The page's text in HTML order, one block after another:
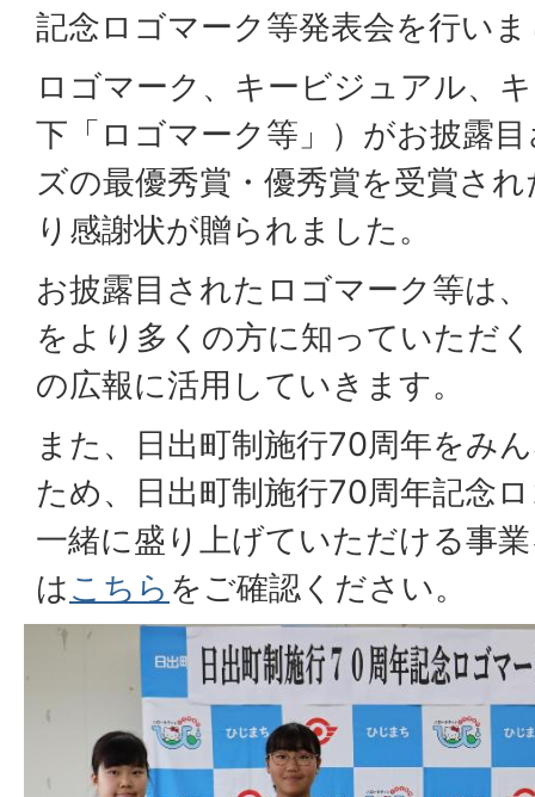
記念ロゴマーク等発表会を行い
ロゴマーク、キービジュアル、
下「ロゴマーク等」）がお披露
ズの最優秀賞・優秀賞を受賞さ
り感謝状が贈られました。
お披露目されたロゴマーク等は
をより多くの方に知っていただ
の広報に活用していきます。
また、日出町制施行70周年をみ
ため、日出町制施行70周年記念
一緒に盛り上げていただける事
はこちら をご確認ください。